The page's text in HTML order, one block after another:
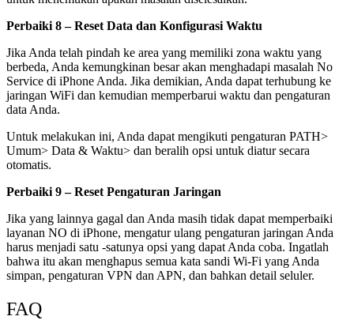
Perbaiki 8 – Reset Data dan Konfigurasi Waktu
Jika Anda telah pindah ke area yang memiliki zona waktu yang
berbeda, Anda kemungkinan besar akan menghadapi masalah No
Service di iPhone Anda. Jika demikian, Anda dapat terhubung ke
jaringan WiFi dan kemudian memperbarui waktu dan pengaturan
data Anda.
Untuk melakukan ini, Anda dapat mengikuti pengaturan PATH>
Umum> Data & Waktu> dan beralih opsi untuk diatur secara
otomatis.
Perbaiki 9 – Reset Pengaturan Jaringan
Jika yang lainnya gagal dan Anda masih tidak dapat memperbaiki
layanan NO di iPhone, mengatur ulang pengaturan jaringan Anda
harus menjadi satu -satunya opsi yang dapat Anda coba. Ingatlah
bahwa itu akan menghapus semua kata sandi Wi-Fi yang Anda
simpan, pengaturan VPN dan APN, dan bahkan detail seluler.
FAQ